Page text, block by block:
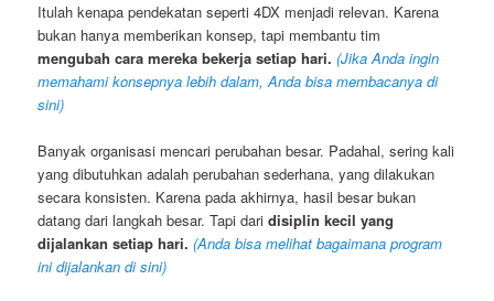
Itulah kenapa pendekatan seperti 4DX menjadi relevan. Karena
bukan hanya memberikan konsep, tapi membantu tim
mengubah cara mereka bekerja setiap hari. (Jika Anda ingin
memahami konsepnya lebih dalam, Anda bisa membacanya di
sini)
Banyak organisasi mencari perubahan besar. Padahal, sering kali
yang dibutuhkan adalah perubahan sederhana, yang dilakukan
secara konsisten. Karena pada akhirnya, hasil besar bukan
datang dari langkah besar. Tapi daridisiplin kecil yang
dijalankan setiap hari. (Anda bisa melihat bagaimana program
ini dijalankan di sini)